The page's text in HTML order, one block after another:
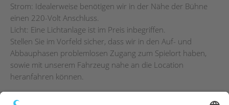
Strom: Idealerweise benötigen wir in der Nähe der Bühne
einen 220-Volt Anschluss.
Licht: Eine Lichtanlage ist im Preis inbegriffen.
Stellen Sie im Vorfeld sicher, dass wir in den Auf- und
Abbauphasen problemlosen Zugang zum Spielort haben,
sowie mit unserem Fahrzeug nahe an die Location
heranfahren können.
Können wir uns Euch leisten?